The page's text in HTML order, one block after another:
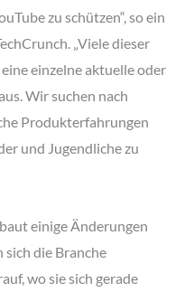
zu schützen“, so ein
„Viele dieser
einzelne aktuelle oder
Wir suchen nach
Produkterfahrungen
und Jugendliche zu
einige Änderungen
sich die Branche
wo sie sich gerade